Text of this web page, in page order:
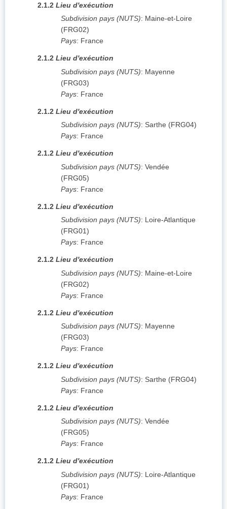
2.1.2 Lieu d'exécution
Subdivision pays (NUTS): Maine-et-Loire
(FRG02)
Pays: France
2.1.2 Lieu d'exécution
Subdivision pays (NUTS): Mayenne
(FRG03)
Pays: France
2.1.2 Lieu d'exécution
Subdivision pays (NUTS): Sarthe (FRG04)
Pays: France
2.1.2 Lieu d'exécution
Subdivision pays (NUTS): Vendée
(FRG05)
Pays: France
2.1.2 Lieu d'exécution
Subdivision pays (NUTS): Loire-Atlantique
(FRG01)
Pays: France
2.1.2 Lieu d'exécution
Subdivision pays (NUTS): Maine-et-Loire
(FRG02)
Pays: France
2.1.2 Lieu d'exécution
Subdivision pays (NUTS): Mayenne
(FRG03)
Pays: France
2.1.2 Lieu d'exécution
Subdivision pays (NUTS): Sarthe (FRG04)
Pays: France
2.1.2 Lieu d'exécution
Subdivision pays (NUTS): Vendée
(FRG05)
Pays: France
2.1.2 Lieu d'exécution
Subdivision pays (NUTS): Loire-Atlantique
(FRG01)
Pays: France